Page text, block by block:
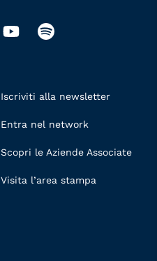
Iscriviti alla newsletter
Entra nel network
Scopri le Aziende Associate
Visita l’area stampa